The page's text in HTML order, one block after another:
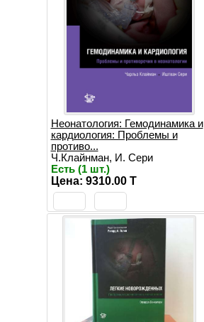
Неонатология: Гемодинамика и
кардиология: Проблемы и
противо...
Ч.Клайнман, И. Сери
Есть (1 шт.)
Цена: 9310.00 T